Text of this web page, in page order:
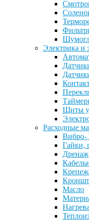
Электрика и
Щиты
Расходные
Вибро-
Гайки,
Масло